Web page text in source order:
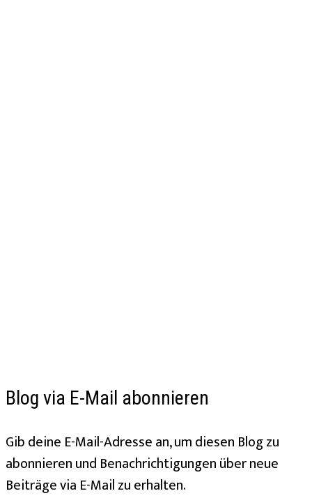
Blog via E-Mail abonnieren
Gib deine E-Mail-Adresse an, um diesen Blog zu
abonnieren und Benachrichtigungen über neue
Beiträge via E-Mail zu erhalten.